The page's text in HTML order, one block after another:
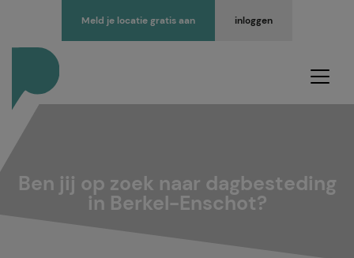
inloggen
Meld je locatie gratis aan
Ben jij op zoek naar dagbesteding
in Berkel-Enschot?